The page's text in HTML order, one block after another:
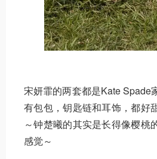
宋妍霏的两套都是Kate Spade
有包包，钥匙链和耳饰，都好
～钟楚曦的其实是长得像樱桃
感觉～